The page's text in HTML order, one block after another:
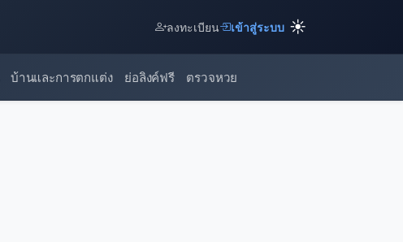
ลงทะเบียน เข้าสู่ระบบ ☀️
บ้านและการตกแต่ง ย่อลิงค์ฟรี ตรวจหวย